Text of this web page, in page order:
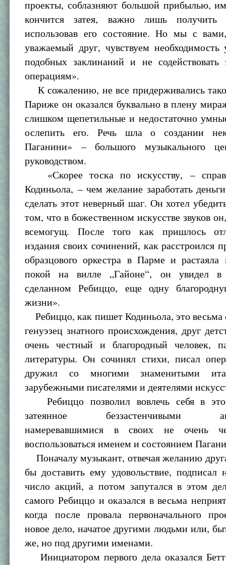
проекты, соблазняют большой прибылью,
кончится затея, важно лишь получить
использовав его состояние. Но мы с
уважаемый друг, чувствуем необходимость
подобных заклинаний и не
операциям».
К сожалению, не все придерживались
Париже он оказался буквально в плену
слишком щепетильные и недостаточно
ослепить его. Речь шла о создании
Паганини» – большого музыкального
руководством.
«Скорее тоска по искусству, –
Кодиньола, – чем желание заработать
сделать этот неверный шаг. Он хотел
том, что в божественном искусстве звуков
всемогущ. После того как пришлось
издания своих сочинений, как расстроился
образцового оркестра в Парме и растаяла
покой на вилле „Гайоне“, он увидел в
сделанном Ребиццо, еще одну
жизни».
Ребиццо, как пишет Кодиньола, это весьма
генуэзец знатного происхождения, друг
очень честный и благородный человек,
литературы. Он сочинял стихи, писал
дружил со многими знаменитыми
зарубежными писателями и деятелями
Ребиццо позволил вовлечь себя в это
затеянное беззастенчивыми
намеревавшимися в своих не очень
воспользоваться именем и состоянием
Поначалу музыкант, отвечая желанию
бы доставить ему удовольствие, подписал
число акций, а потом запутался в этом
самого Ребиццо и оказался в весьма
когда после провала первоначального
новое дело, начатое другими людьми или,
же, но под другими именами.
Инициатором первого дела оказался